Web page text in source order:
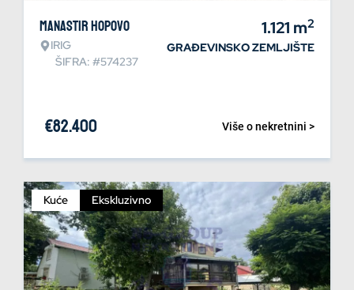
Manastir Hopovo
IRIG
ŠIFRA: #574237
1.121 m2
GRAĐEVINSKO ZEMLJIŠTE
Više o nekretnini >
€82.400
Kuće Ekskluzivno